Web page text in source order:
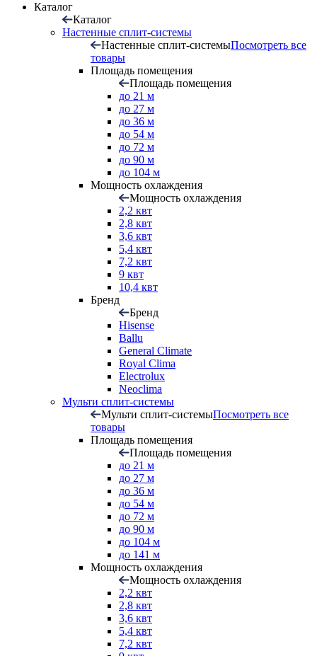
Каталог
Каталог
Настенные сплит-системы
Настенные сплит-системыПосмотреть все
товары
Площадь помещения
Площадь помещения
до 21 м
до 27 м
до 36 м
до 54 м
до 72 м
до 90 м
до 104 м
Мощность охлаждения
Мощность охлаждения
2,2 квт
2,8 квт
3,6 квт
5,4 квт
7,2 квт
9 квт
10,4 квт
Бренд
Бренд
Hisense
Ballu
General Climate
Royal Clima
Electrolux
Neoclima
Мульти сплит-системы
Мульти сплит-системыПосмотреть все
товары
Площадь помещения
Площадь помещения
до 21 м
до 27 м
до 36 м
до 54 м
до 72 м
до 90 м
до 104 м
до 141 м
Мощность охлаждения
Мощность охлаждения
2,2 квт
2,8 квт
3,6 квт
5,4 квт
7,2 квт